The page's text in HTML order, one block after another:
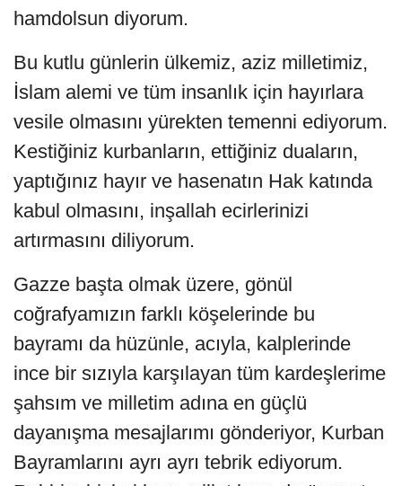
hamdolsun diyorum.
Bu kutlu günlerin ülkemiz, aziz milletimiz,
İslam alemi ve tüm insanlık için hayırlara
vesile olmasını yürekten temenni ediyorum.
Kestiğiniz kurbanların, ettiğiniz duaların,
yaptığınız hayır ve hasenatın Hak katında
kabul olmasını, inşallah ecirlerinizi
artırmasını diliyorum.
Gazze başta olmak üzere, gönül
coğrafyamızın farklı köşelerinde bu
bayramı da hüzünle, acıyla, kalplerinde
ince bir sızıyla karşılayan tüm kardeşlerime
şahsım ve milletim adına en güçlü
dayanışma mesajlarımı gönderiyor, Kurban
Bayramlarını ayrı ayrı tebrik ediyorum.